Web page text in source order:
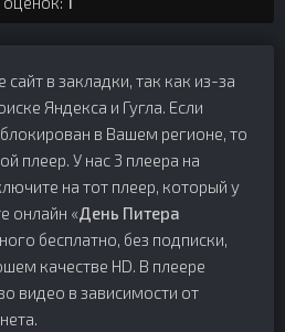
сайт в закладки, так как из-за
Яндекса и Гугла. Если
в Вашем регионе, то
плеер. У нас 3 плеера на
на тот плеер, который у
онлайн «День Питера
бесплатно, без подписки,
качестве HD. В плеере
видео в зависимости от